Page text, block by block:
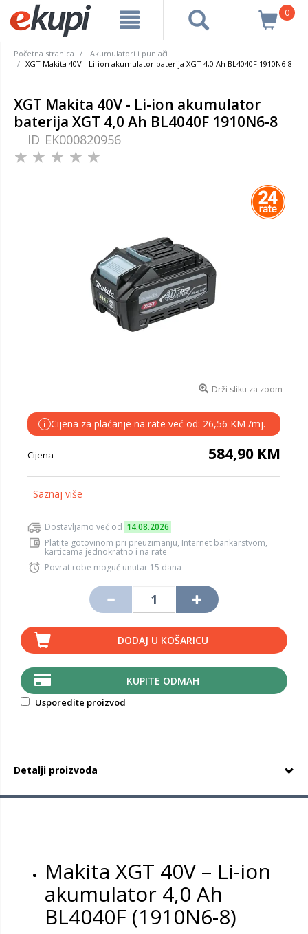
0
Početna stranica
Akumulatori i punjači
XGT Makita 40V - Li-ion akumulator baterija XGT 4,0 Ah BL4040F 1910N6-8
XGT Makita 40V - Li-ion akumulator
baterija XGT 4,0 Ah BL4040F 1910N6-8
ID EK000820956
Drži sliku za zoom
i Cijena za plaćanje na rate već od: 26,56 KM /mj.
Cijena 584,90 KM
Saznaj više
Dostavljamo već od 14.08.2026
Platite gotovinom pri preuzimanju, Internet bankarstvom,
karticama jednokratno i na rate
Povrat robe moguć unutar 15 dana
DODAJ U KOŠARICU
KUPITE ODMAH
Usporedite proizvod
Detalji proizvoda
Makita XGT 40V – Li-ion
akumulator 4,0 Ah
BL4040F (1910N6-8)